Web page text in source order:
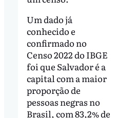
Um dado já
conhecido e
confirmado no
Censo 2022 do IBGE
foi que Salvador é a
capital com a maior
proporção de
pessoas negras no
Brasil, com 83,2% de